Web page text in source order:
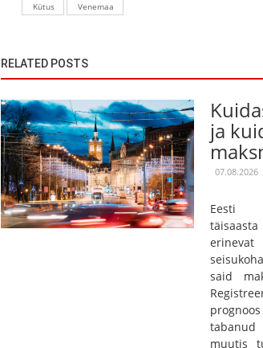
Kütus Venemaa
RELATED POSTS
ja
07.08.2026
Eesti
said
tabanud
muutis